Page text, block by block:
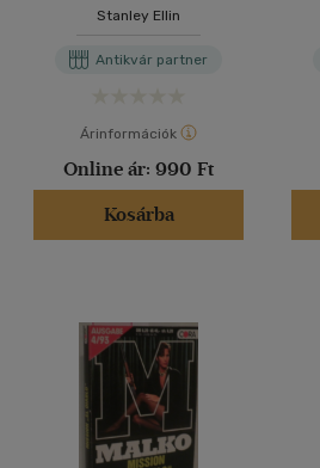
Stanley Ellin
Antikvár partner
Árinformációk
Online ár: 990 Ft
Kosárba